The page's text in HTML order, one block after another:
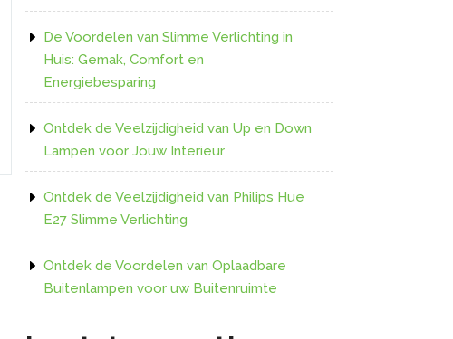
De Voordelen van Slimme Verlichting in
Huis: Gemak, Comfort en
Energiebesparing
Ontdek de Veelzijdigheid van Up en Down
Lampen voor Jouw Interieur
Ontdek de Veelzijdigheid van Philips Hue
E27 Slimme Verlichting
Ontdek de Voordelen van Oplaadbare
Buitenlampen voor uw Buitenruimte